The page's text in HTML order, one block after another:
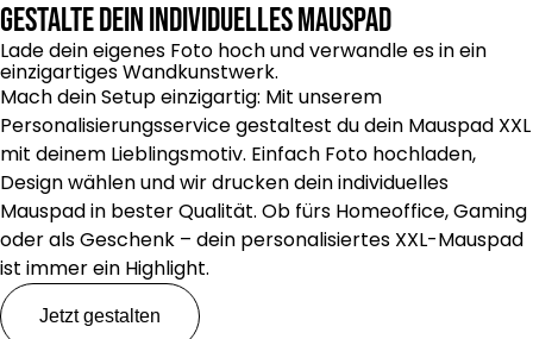
Gestalte dein individuelles Mauspad
Lade dein eigenes Foto hoch und verwandle es in ein
einzigartiges Wandkunstwerk.
Mach dein Setup einzigartig: Mit unserem
Personalisierungsservice gestaltest du dein Mauspad XXL
mit deinem Lieblingsmotiv. Einfach Foto hochladen,
Design wählen und wir drucken dein individuelles
Mauspad in bester Qualität. Ob fürs Homeoffice, Gaming
oder als Geschenk – dein personalisiertes XXL-Mauspad
ist immer ein Highlight.
Jetzt gestalten